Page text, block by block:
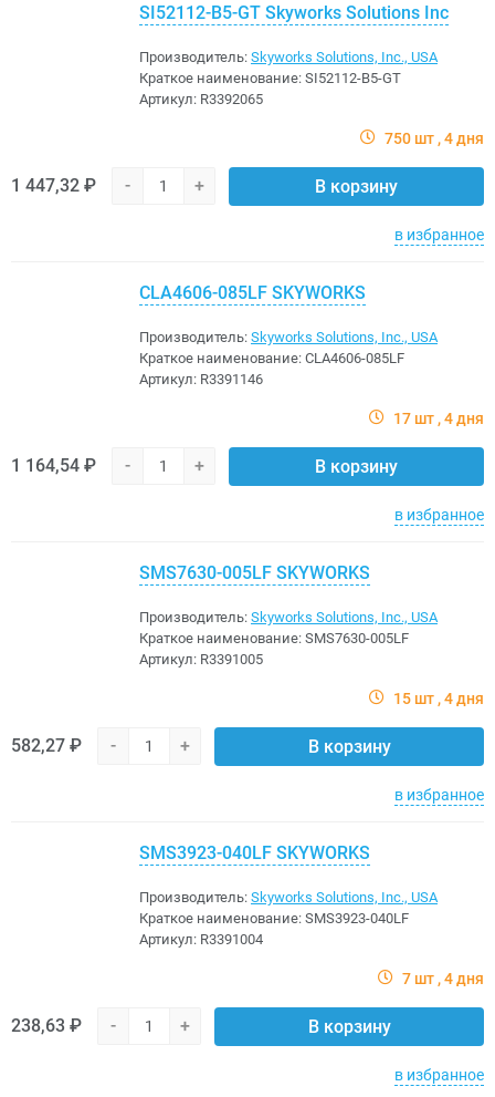
SI52112-B5-GT Skyworks Solutions Inc
Производитель: Skyworks Solutions, Inc., USA
Краткое наименование: SI52112-B5-GT
Артикул: R3392065
750 шт 4 дня
1 447,32 ₽ - + В корзину
в избранное
CLA4606-085LF SKYWORKS
Производитель: Skyworks Solutions, Inc., USA
Краткое наименование: CLA4606-085LF
Артикул: R3391146
17 шт 4 дня
1 164,54 ₽ - + В корзину
в избранное
SMS7630-005LF SKYWORKS
Производитель: Skyworks Solutions, Inc., USA
Краткое наименование: SMS7630-005LF
Артикул: R3391005
15 шт 4 дня
582,27 ₽ - + В корзину
в избранное
SMS3923-040LF SKYWORKS
Производитель: Skyworks Solutions, Inc., USA
Краткое наименование: SMS3923-040LF
Артикул: R3391004
7 шт 4 дня
238,63 ₽ - + В корзину
в избранное